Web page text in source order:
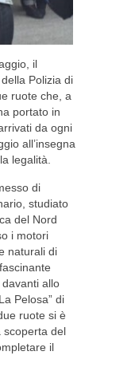
il
Polizia di
ruote che, a
portato in
da ogni
all’insegna
legalità.
di
studiato
del Nord
i motori
naturali di
davanti allo
Pelosa” di
ruote si è
scoperta del
il